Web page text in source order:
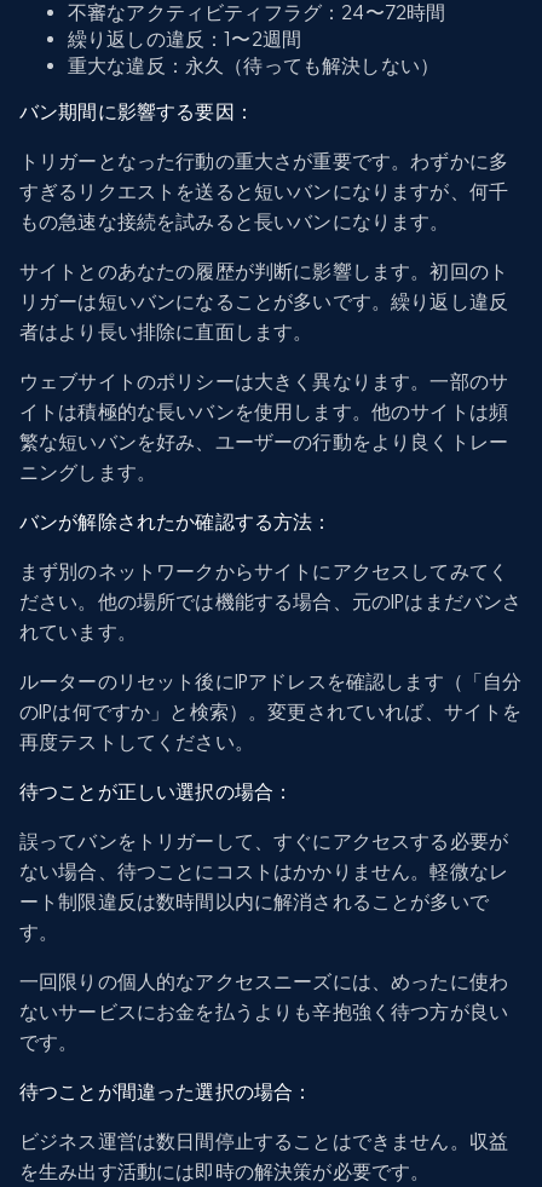
不審なアクティビティフラグ：24〜72時間
繰り返しの違反：1〜2週間
重大な違反：永久（待っても解決しない）
バン期間に影響する要因：
トリガーとなった行動の重大さが重要です。わずかに多
すぎるリクエストを送ると短いバンになりますが、何千
もの急速な接続を試みると長いバンになります。
サイトとのあなたの履歴が判断に影響します。初回のト
リガーは短いバンになることが多いです。繰り返し違反
者はより長い排除に直面します。
ウェブサイトのポリシーは大きく異なります。一部のサ
イトは積極的な長いバンを使用します。他のサイトは頻
繁な短いバンを好み、ユーザーの行動をより良くトレー
ニングします。
バンが解除されたか確認する方法：
まず別のネットワークからサイトにアクセスしてみてく
ださい。他の場所では機能する場合、元のIPはまだバンさ
れています。
ルーターのリセット後にIPアドレスを確認します（「自分
のIPは何ですか」と検索）。変更されていれば、サイトを
再度テストしてください。
待つことが正しい選択の場合：
誤ってバンをトリガーして、すぐにアクセスする必要が
ない場合、待つことにコストはかかりません。軽微なレ
ート制限違反は数時間以内に解消されることが多いで
す。
一回限りの個人的なアクセスニーズには、めったに使わ
ないサービスにお金を払うよりも辛抱強く待つ方が良い
です。
待つことが間違った選択の場合：
ビジネス運営は数日間停止することはできません。収益
を生み出す活動には即時の解決策が必要です。